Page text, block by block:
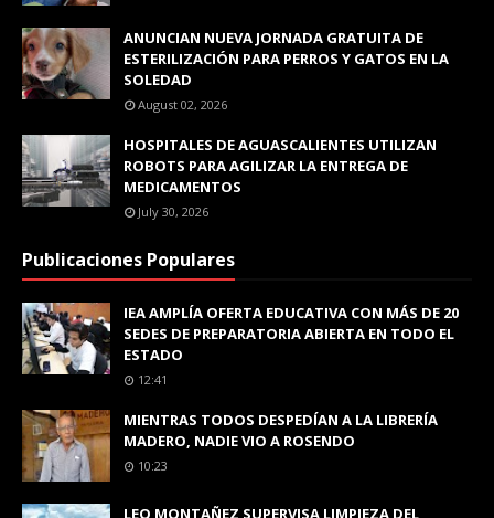
ANUNCIAN NUEVA JORNADA GRATUITA DE
ESTERILIZACIÓN PARA PERROS Y GATOS EN LA
SOLEDAD
August 02, 2026
HOSPITALES DE AGUASCALIENTES UTILIZAN
ROBOTS PARA AGILIZAR LA ENTREGA DE
MEDICAMENTOS
July 30, 2026
Publicaciones Populares
IEA AMPLÍA OFERTA EDUCATIVA CON MÁS DE 20
SEDES DE PREPARATORIA ABIERTA EN TODO EL
ESTADO
12:41
MIENTRAS TODOS DESPEDÍAN A LA LIBRERÍA
MADERO, NADIE VIO A ROSENDO
10:23
LEO MONTAÑEZ SUPERVISA LIMPIEZA DEL